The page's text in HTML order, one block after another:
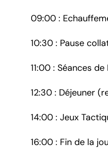
09:00 :
10:30 : Pause
11:00 : Séances
12:30 : Déjeuner
14:00 : Jeux
16:00 : Fin de la